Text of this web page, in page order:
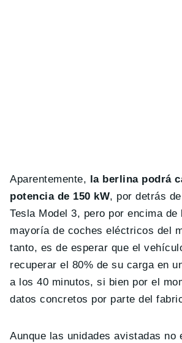
Aparentemente,
la berlina podrá
potencia de 150 kW, por detrás
Tesla Model 3, pero por encima de
mayoría de coches eléctricos del
tanto, es de esperar que el
recuperar el 80% de su carga en
a los 40 minutos, si bien por el
datos concretos por parte del
Aunque las unidades avistadas no